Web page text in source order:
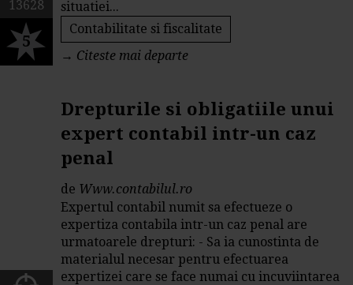
situatiei...
Contabilitate si fiscalitate
→ Citeste mai departe
13628
5
Drepturile si obligatiile unui
expert contabil intr-un caz
penal
de Www.contabilul.ro
Expertul contabil numit sa efectueze o
expertiza contabila intr-un caz penal are
urmatoarele drepturi: - Sa ia cunostinta de
materialul necesar pentru efectuarea
expertizei care se face numai cu incuviintarea